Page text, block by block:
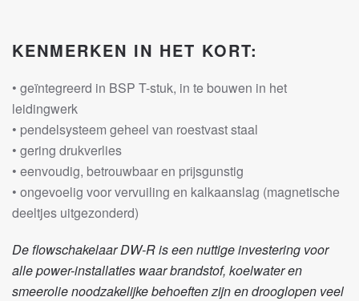
KENMERKEN IN HET KORT:
• geïntegreerd in BSP T-stuk, in te bouwen in het
leidingwerk
• pendelsysteem geheel van roestvast staal
• gering drukverlies
• eenvoudig, betrouwbaar en prijsgunstig
• ongevoelig voor vervuiling en kalkaanslag (magnetische
deeltjes uitgezonderd)
De flowschakelaar DW-R is een nuttige investering voor
alle power-installaties waar brandstof, koelwater en
smeerolie noodzakelijke behoeften zijn en drooglopen veel